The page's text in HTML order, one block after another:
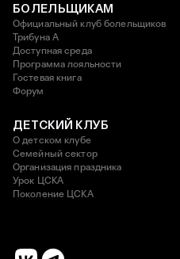
БОЛЕЛЬЩИКАМ
Официальный клуб болельщиков
Трибуна А
Доступная среда
Программа лояльности
Гостевая книга
Форум
ДЕТСКИЙ КЛУБ
О детском клубе
Семейный сектор
Организация праздника
Урок ЦСКА
Поколение ЦСКА